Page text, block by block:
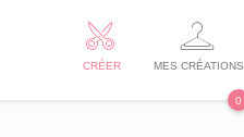
CRÉER MES CRÉATIONS
0